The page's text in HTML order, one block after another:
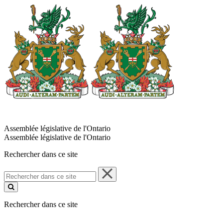
Assemblée législative de l'Ontario
Assemblée législative de l'Ontario
Rechercher dans ce site
Rechercher
dans
ce
Rechercher dans ce site